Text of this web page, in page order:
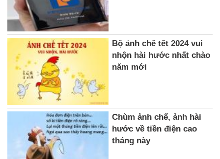
Bộ ảnh chế tết 2024 vui
nhộn hài hước nhất chào
năm mới
Chùm ảnh chế, ảnh hài
hước về tiền điện cao
tháng này